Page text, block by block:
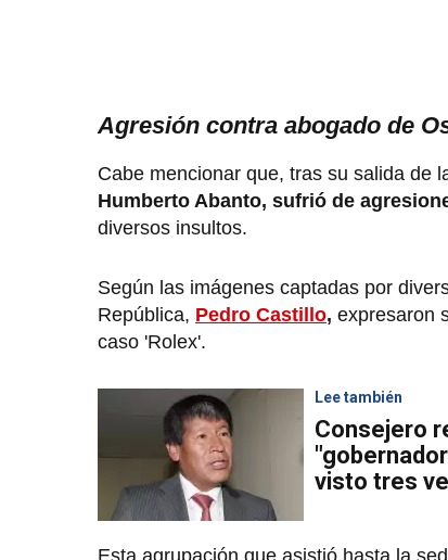
Agresión contra abogado de
Cabe mencionar que, tras su salida de
Humberto Abanto, sufrió de
diversos insultos.
Según las imágenes captadas por
República, Pedro Castillo, expresaron
caso 'Rolex'.
Lee también
Consejero
visto tres